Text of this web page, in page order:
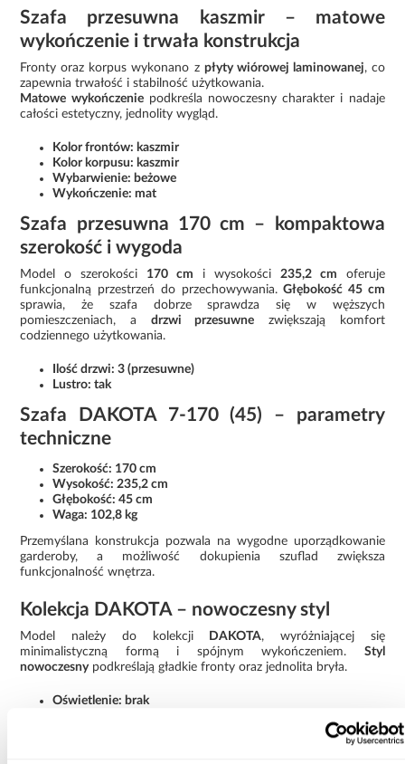
Szafa przesuwna kaszmir – matowe
wykończenie i trwała konstrukcja
Fronty oraz korpus wykonano z płyty wiórowej laminowanej, co
zapewnia trwałość i stabilność użytkowania.
Matowe wykończeniepodkreśla nowoczesny charakter i nadaje
całości estetyczny, jednolity wygląd.
Kolor frontów: kaszmir
Kolor korpusu: kaszmir
Wybarwienie: beżowe
Wykończenie: mat
Szafa przesuwna 170 cm – kompaktowa
szerokość i wygoda
Model o szerokości 170 cm i wysokości 235,2 cm oferuje
funkcjonalną przestrzeń do przechowywania.Głębokość 45 cm
sprawia, że szafa dobrze sprawdza się w węższych
pomieszczeniach, a drzwi przesuwne zwiększają komfort
codziennego użytkowania.
Ilość drzwi: 3 (przesuwne)
Lustro: tak
Szafa DAKOTA 7-170 (45) – parametry
techniczne
Szerokość: 170 cm
Wysokość: 235,2 cm
Głębokość: 45 cm
Waga: 102,8 kg
Przemyślana konstrukcja pozwala na wygodne uporządkowanie
garderoby, a możliwość dokupienia szuflad zwiększa
funkcjonalność wnętrza.
Kolekcja DAKOTA – nowoczesny styl
Model należy do kolekcji DAKOTA, wyróżniającej się
minimalistyczną formą i spójnym wykończeniem. Styl
nowoczesny podkreślają gładkie fronty oraz jednolita bryła.
Oświetlenie: brak